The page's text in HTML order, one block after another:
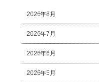
2026年8月
2026年7月
2026年6月
2026年5月